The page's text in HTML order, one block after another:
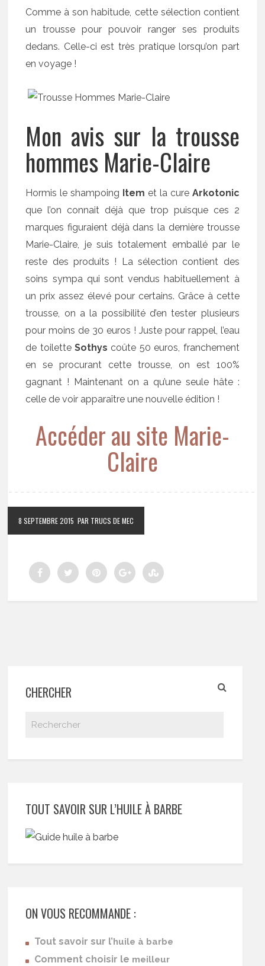
Comme à son habitude, cette sélection contient
un trousse pour pouvoir ranger ses produits
dedans. Celle-ci est très pratique lorsqu’on part
en voyage !
Mon avis sur la trousse
hommes Marie-Claire
Hormis le shampoing Item et la cure Arkotonic
que l’on connait déjà que trop puisque ces 2
marques figuraient déjà dans la dernière trousse
Marie-Claire, je suis totalement emballé par le
reste des produits ! La sélection contient des
soins sympa qui sont vendus habituellement à
un prix assez élevé pour certains. Grâce à cette
trousse, on a la possibilité d’en tester plusieurs
pour moins de 30 euros ! Juste pour rappel, l’eau
de toiletteSothys coûte 50 euros, franchement
en se procurant cette trousse, on est 100%
gagnant ! Maintenant on a qu’une seule hâte :
celle de voir apparaître une nouvelle édition !
Accéder au site Marie-
Claire
8 SEPTEMBRE 2015 PAR TRUCS DE MEC
CHERCHER
TOUT SAVOIR SUR L’HUILE À BARBE
ON VOUS RECOMMANDE :
Tout savoir sur l’ huile à barbe
Comment choisir le meilleur